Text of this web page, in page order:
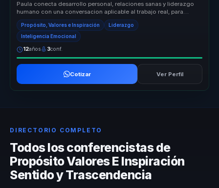
Paula conecta desarrollo personal, relaciones sanas y liderazgo
humano con una conversacion aplicable al trabajo real, para
equipos que n...
Propósito, Valores e Inspiración Liderazgo
Inteligencia Emocional
12años 3conf.
Cotizar Ver Perfil
DIRECTORIO COMPLETO
Todos los conferencistas de
Propósito Valores E Inspiración
Sentido y Trascendencia